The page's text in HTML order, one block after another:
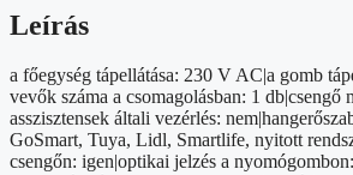
Leírás
a főegység tápellátása: 230 V AC|a gomb
vevők száma a csomagolásban: 1
asszisztensek általi vezérlés:
GoSmart, Tuya, Lidl, Smartlife, nyitott
csengőn: igen|optikai jelzés a